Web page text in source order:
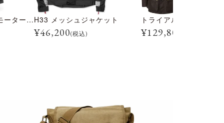
トライアルマスター モーターサイクル ブーツH33 メッシュジャケット
¥46,200(税込) ¥129,800